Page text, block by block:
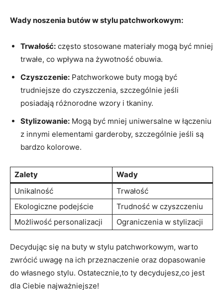
Wady noszenia butów w stylu patchworkowym:
Trwałość: często stosowane materiały mogą być mniej
trwałe, co wpływa na żywotność obuwia.
Czyszczenie: Patchworkowe buty mogą być
trudniejsze do czyszczenia, szczególnie jeśli
posiadają różnorodne wzory i tkaniny.
Stylizowanie: Mogą być mniej uniwersalne w łączeniu
z innymi elementami garderoby, szczególnie jeśli są
bardzo kolorowe.
Zalety
Wady
Unikalność
Trwałość
Ekologiczne podejście
Trudność w czyszczeniu
Możliwość personalizacji
Ograniczenia w stylizacji
Decydując się na buty w stylu patchworkowym, warto
zwrócić uwagę na ich przeznaczenie oraz dopasowanie
do własnego stylu. Ostatecznie,to ty decydujesz,co jest
dla Ciebie najważniejsze!